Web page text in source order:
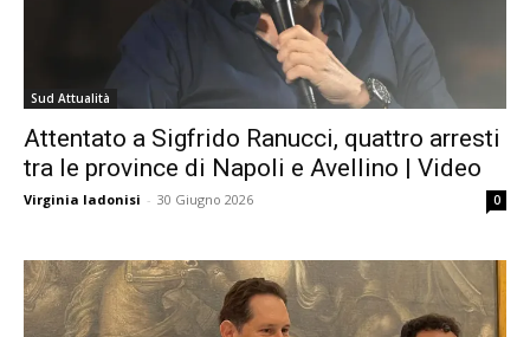
Sud Attualità
Attentato a Sigfrido Ranucci, quattro arresti
tra le province di Napoli e Avellino | Video
Virginia Iadonisi - 30 Giugno 2026 0